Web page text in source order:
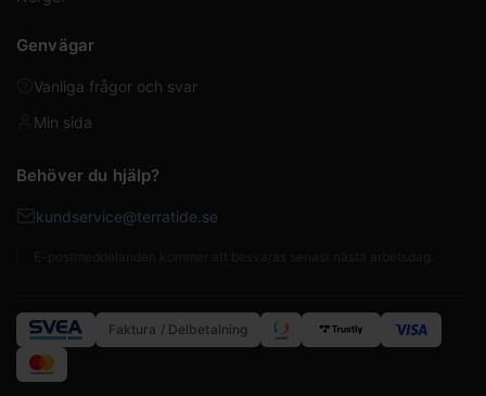
Genvägar
Vanliga frågor och svar
Min sida
Behöver du hjälp?
kundservice@terratide.se
Faktura / Delbetalning